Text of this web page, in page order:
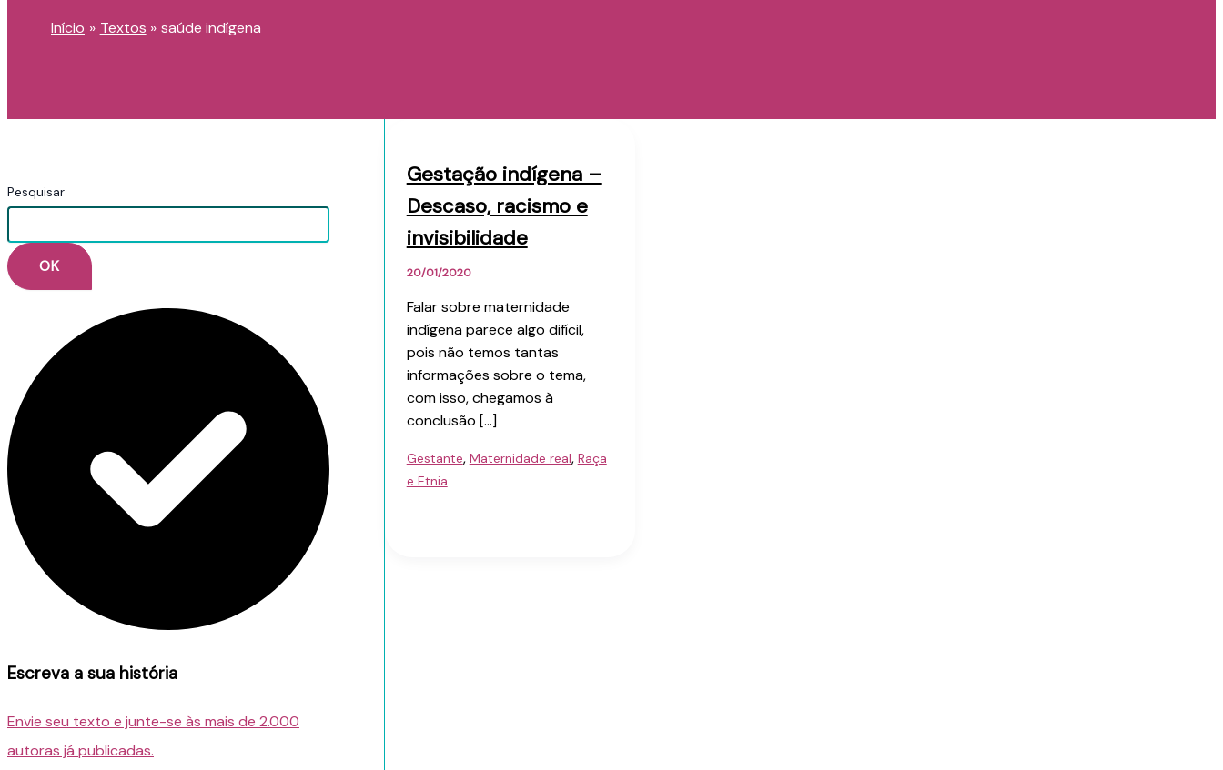
Início Textos saúde indígena
Pesquisar
OK
Escreva a sua história
Envie seu texto e junte-se às mais de 2.000
autoras já publicadas.
Gestação indígena –
Descaso, racismo e
invisibilidade
20/01/2020
Falar sobre maternidade
indígena parece algo difícil,
pois não temos tantas
informações sobre o tema,
com isso, chegamos à
conclusão […]
Gestante, Maternidade real, Raça
e Etnia